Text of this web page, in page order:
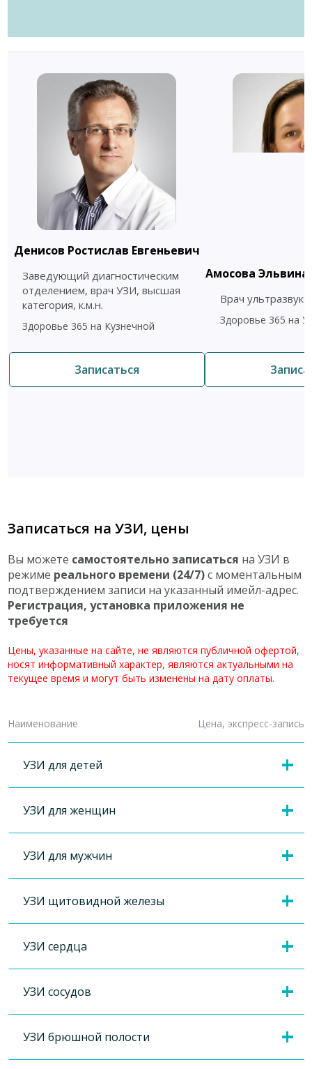
Денисов Ростислав Евгеньевич
Заведующий диагностическим
отделением, врач УЗИ, высшая
категория, к.м.н.
Здоровье 365 на Кузнечной
Записаться
Амосова
Врач
Здоровье 365 на
Записаться на УЗИ, цены
Вы можете самостоятельно записаться на УЗИ в
режиме реального времени (24/7)с моментальным
подтверждением записи на указанный имейл-адрес.
Регистрация, установка приложения не
требуется
Цены, указанные на сайте, не являются публичной офертой,
носят информативный характер, являются актуальными на
текущее время и могут быть изменены на дату оплаты.
Наименование Цена, экспресс-запись
УЗИ для детей
УЗИ для женщин
УЗИ для мужчин
УЗИ щитовидной железы
УЗИ сердца
УЗИ сосудов
УЗИ брюшной полости